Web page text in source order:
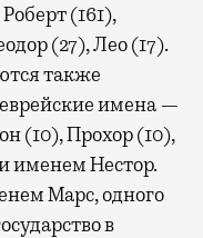
(161),
(27), Лео (17).
также
имена —
(10), Прохор (10),
именем Нестор.
Марс, одного
в